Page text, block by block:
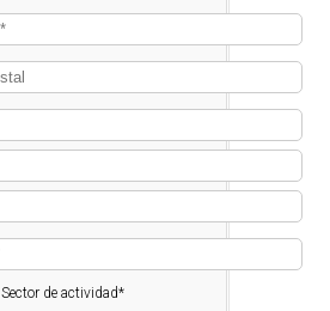
Sector de actividad*